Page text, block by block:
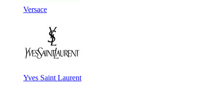
Versace
Yves Saint Laurent